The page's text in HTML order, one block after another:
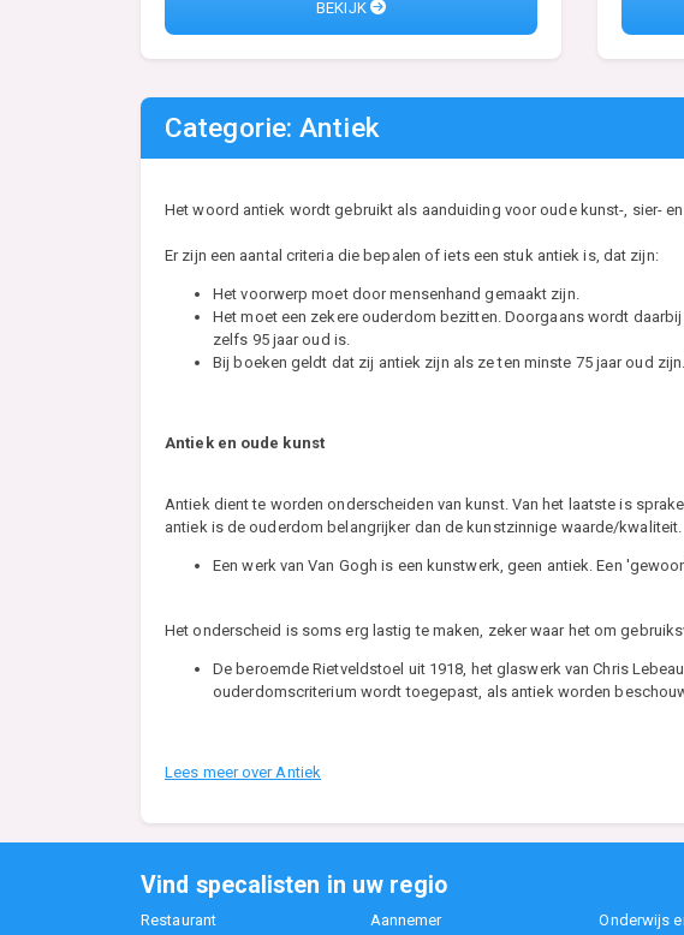
BEKIJK
Categorie: Antiek
Het woord antiek wordt gebruikt als aanduiding voor oude kunst-, sier-
Er zijn een aantal criteria die bepalen of iets een stuk antiek is, dat zijn:
Het voorwerp moet door mensenhand gemaakt zijn.
Het moet een zekere ouderdom bezitten. Doorgaans wordt
zelfs 95 jaar oud is.
Bij boeken geldt dat zij antiek zijn als ze ten minste 75 jaar oud
Antiek en oude kunst
Antiek dient te worden onderscheiden van kunst. Van het laatste is
antiek is de ouderdom belangrijker dan de kunstzinnige waarde/kwaliteit.
Een werk van Van Gogh is een kunstwerk, geen antiek. Een
Het onderscheid is soms erg lastig te maken, zeker waar het om
De beroemde Rietveldstoel uit 1918, het glaswerk van Chris
ouderdomscriterium wordt toegepast, als antiek worden
Lees meer over Antiek
Vind specalisten in uw regio
Restaurant Aannemer Onderwijs